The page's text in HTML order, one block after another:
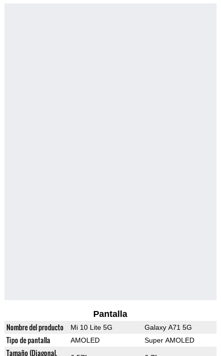
Pantalla
Nombre del producto Mi 10 Lite 5G Galaxy A71 5G
Tipo de pantalla AMOLED Super AMOLED
Tamaño (Diagonal,